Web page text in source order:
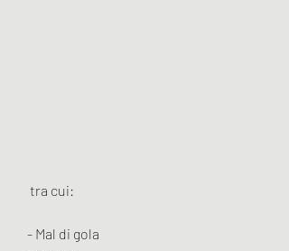
tra cui:
- Mal di gola